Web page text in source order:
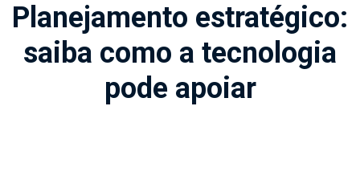
Planejamento estratégico:
saiba como a tecnologia
pode apoiar